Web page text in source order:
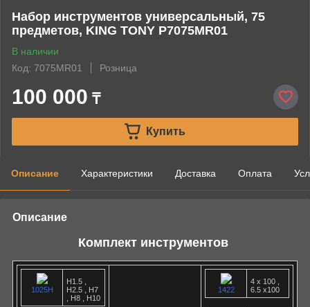
Набор инструментов универсальный, 75
предметов, KING TONY P7075MR01
В наличии
Код: 7075MR01
Розница
100 000 ₸
Купить
Описание Характеристики Доставка Оплата
Описание
Комплект инструментов
1025H
H1.5 ,
H2.5 , H7
, H8 , H10
1422
4 x 100 ,
6.5 x100